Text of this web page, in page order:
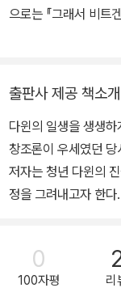
으로는 『그래서 비트
부의 발견』, 『책이나
시』, 『무지개다리 건너
이 집사 매뉴얼』, 『히
등 다수가 있다.
출판사 제공 책소개
다윈의 일생을 생생하게 담은 진정
창조론이 우세였던
저자는 청년 다윈의
정을 그려내고자 한
과 비글호 항해 때 편
을 선명히 그려본다.
한 방면에 존재하던
0
100자평 리